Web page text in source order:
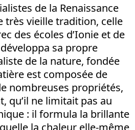
de la Renaissance
très vieille tradition, celle
des écoles d’Ionie et de
sa propre
de la nature, fondée
est composée de
nombreuses propriétés,
qu’il ne limitait pas au
: il formula la brillante
la chaleur elle-même